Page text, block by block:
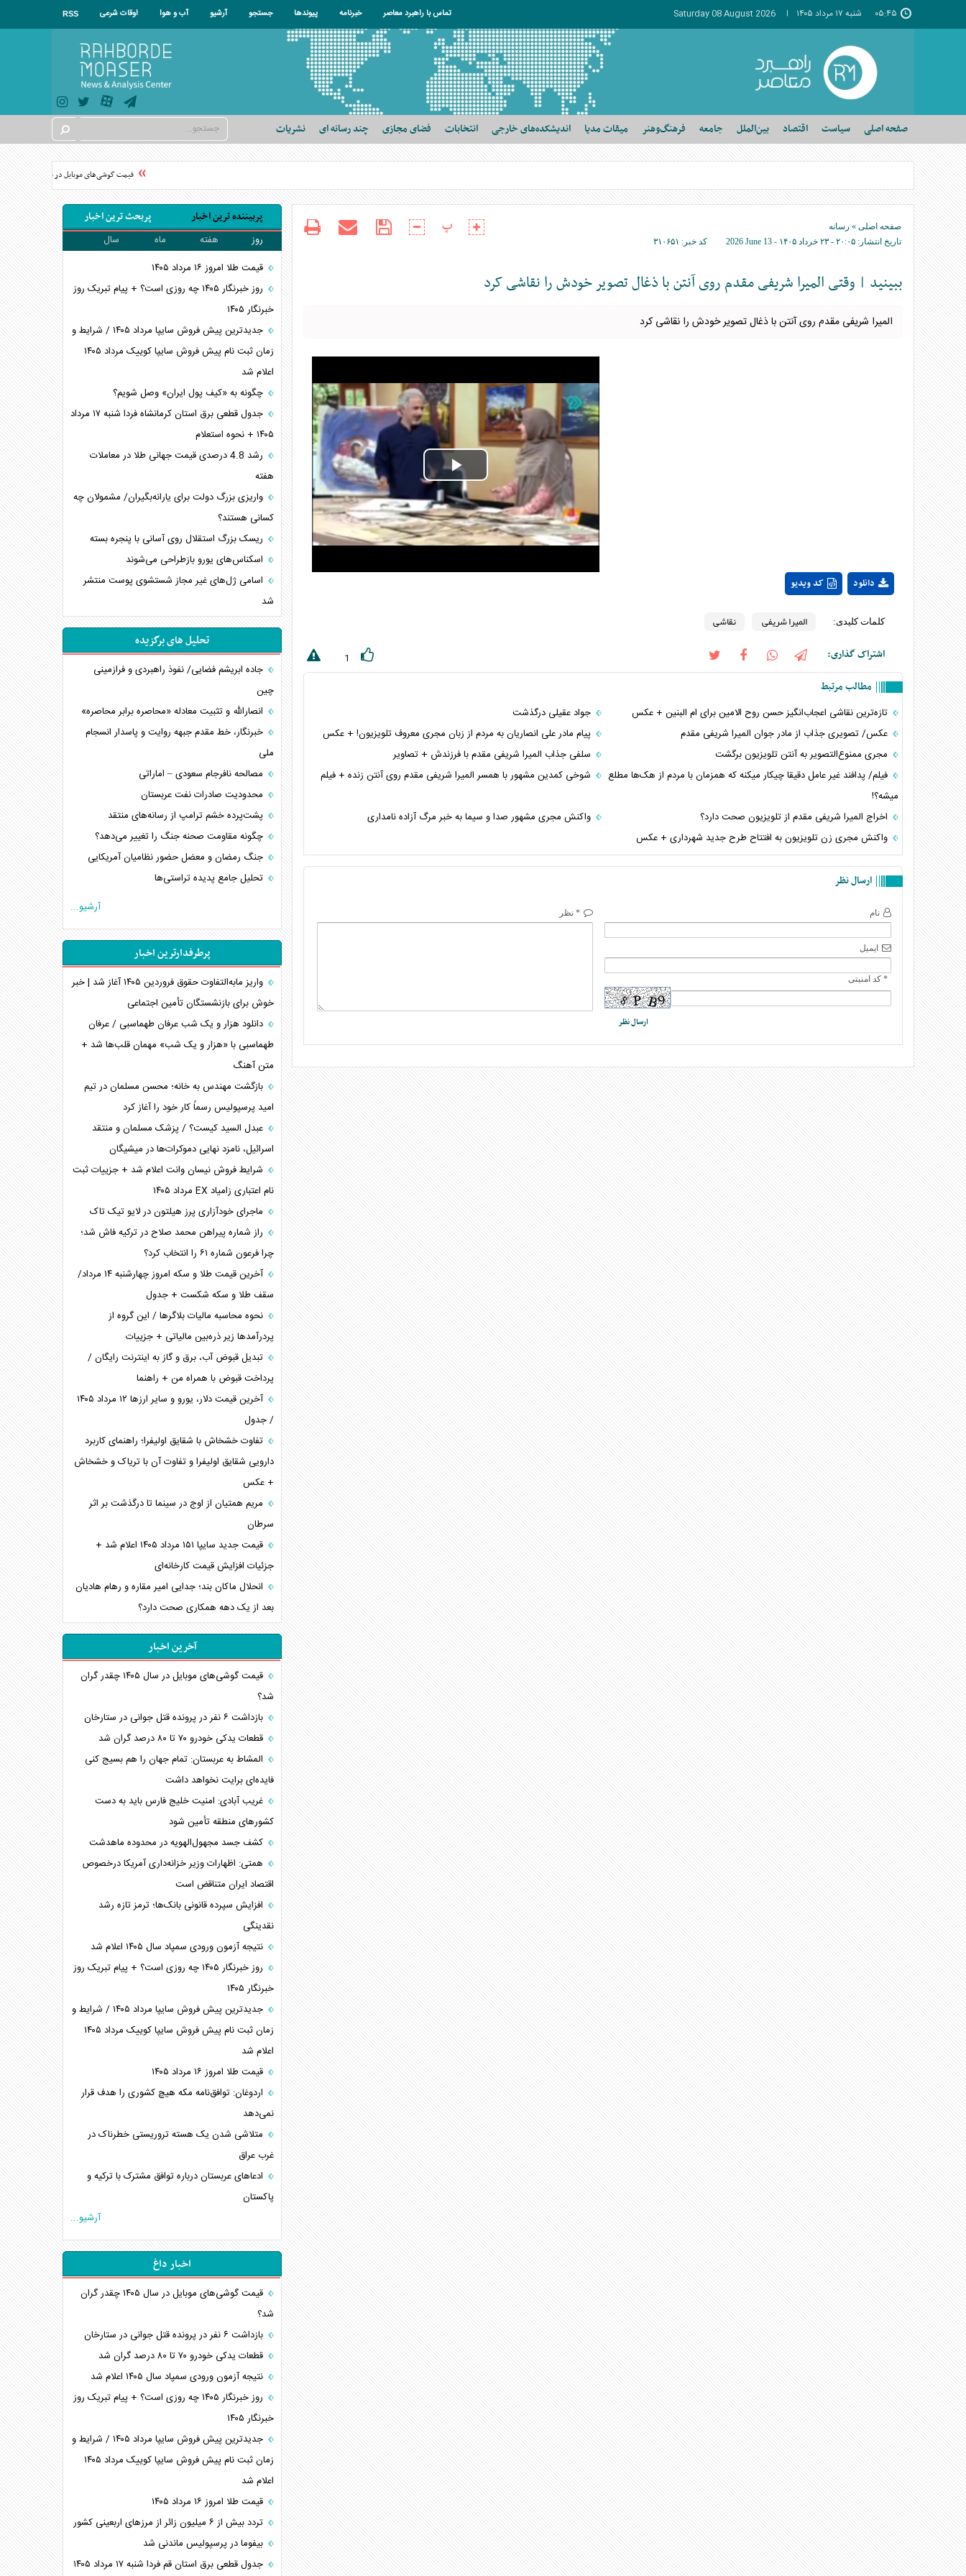
۰۵:۴۵ شنبه ۱۷ مرداد ۱۴۰۵ Saturday 08 August 2026 تماس با راهبرد معاصر خبرنامه پیوندها جستجو آرشیو آب و هوا اوقات شرعی RSS
صفحه اصلی سیاست اقتصاد بین‌الملل جامعه فرهنگ‌وهنر میقات مدیا اندیشکده‌های خارجی انتخابات فضای مجازی چند رسانه ای نشریات
قیمت گوشی‌های موبایل در سال ۱۴۰۵ چقدر گران شد؟
صفحه اصلی » رسانه
تاریخ انتشار: ۲۰:۰۵ - ۲۳ خرداد ۱۴۰۵ - 2026 June 13 کد خبر: ۳۱۰۶۵۱
پ
ببینید | وقتی المیرا شریفی مقدم روی آنتن با ذغال تصویر خودش را نقاشی کرد
المیرا شریفی مقدم روی آنتن با ذغال تصویر خودش را نقاشی کرد
Play
Video
کد ویدیو دانلود
کلمات کلیدی: المیرا شریفی نقاشی
اشتراک گذاری: 1
مطالب مرتبط
تازه‌ترین نقاشی اعجاب‌انگیز حسن روح الامین برای‌ ام البنین + عکس
جواد عقیلی درگذشت
عکس/ تصویری جذاب از مادر جوان المیرا شریفی مقدم
پیام مادر علی انصاریان به مردم از زبان مجری معروف تلویزیون! + عکس
مجری ممنوع‌التصویر به آنتن تلویزیون برگشت
سلفی جذاب المیرا شریفی مقدم با فرزندش + تصاویر
فیلم/ پدافند غیر عامل دقیقا چیکار میکنه که همزمان با مردم از هک‌ها مطلع
میشه؟!
شوخی کمدین مشهور با همسر المیرا شریفی مقدم روی آنتن زنده + فیلم
اخراج المیرا شریفی‌ مقدم از تلویزیون صحت دارد؟
واکنش مجری مشهور صدا و سیما به خبر مرگ آزاده نامداری
واکنش مجری زن تلویزیون به افتتاح طرح جدید شهرداری + عکس
ارسال نظر
نام
ایمیل
* کد امنیتی
* نظر
پربیننده ترین اخبار پربحث ترین اخبار
روز هفته ماه
سال
قیمت طلا امروز ۱۶ مرداد ۱۴۰۵
روز خبرنگار ۱۴۰۵ چه روزی است؟ + پیام تبریک روز
خبرنگار ۱۴۰۵
جدیدترین پیش فروش سایپا مرداد ۱۴۰۵ / شرایط و
زمان ثبت نام پیش فروش سایپا کوییک مرداد ۱۴۰۵
اعلام شد
چگونه به «کیف پول ایران» وصل شویم؟
جدول قطعی برق استان کرمانشاه فردا شنبه ۱۷ مرداد
۱۴۰۵ + نحوه استعلام
رشد 4.8 درصدی قیمت جهانی طلا در معاملات
هفته
واریزی بزرگ دولت برای یارانه‌بگیران/ مشمولان چه
کسانی هستند؟
ریسک بزرگ استقلال روی آسانی با پنجره بسته
اسکناس‌های یورو بازطراحی می‌شوند
اسامی ژل‌های غیر مجاز شستشوی پوست منتشر
شد
تحلیل های برگزیده
جاده ابریشم فضایی/ نفوذ راهبردی و فرازمینی
چین
انصارالله و تثبیت معادله «محاصره برابر محاصره»
خبرنگار، خط مقدم جبهه روایت و پاسدار انسجام
ملی
مصالحه نافرجام سعودی – اماراتی
محدودیت صادرات نفت عربستان
پشت‌پرده خشم ترامپ از رسانه‌های منتقد
چگونه مقاومت صحنه جنگ را تغییر می‌دهد؟
جنگ رمضان و معضل حضور نظامیان آمریکایی
تحلیل جامع پدیده تراستی‌ها
غرب
اربعین، کابوس مشترک تل‌آویو-واشنگتن
برنامه هفتم توسعه در نقطه کور سیاستگذاری
کنوانسیون دریای خزر در راستای منافع ملی است؟
اوکراین بازوی مخرب آمریکا در غرب آسیا
اهمیت راهبردی اردن برای آمریکا
پیام، ظرفیت بالفعل‌نشده تجارت ایران
همسویی عربستان با سنتکام علیه متحدان ایران
ترامپ و توهم خلع سلاح حماس
چرا کویت به دنبال شریک امنیتی جدید است؟
آرشیو...
پرطرفدارترین اخبار
واریز مابه‌التفاوت حقوق فروردین ۱۴۰۵ آغاز شد | خبر
خوش برای بازنشستگان تأمین اجتماعی
دانلود هزار و یک شب عرفان طهماسبی / عرفان
طهماسبی با «هزار و یک شب» مهمان قلب‌ها شد +
متن آهنگ
بازگشت مهندس به خانه؛ محسن مسلمان در تیم
امید پرسپولیس رسماً کار خود را آغاز کرد
عبدل السید کیست؟ / پزشک مسلمان و منتقد
اسرائیل، نامزد نهایی دموکرات‌ها در میشیگان
شرایط فروش نیسان وانت اعلام شد + جزییات ثبت
نام اعتباری زامیاد EX مرداد ۱۴۰۵
ماجرای خودآزاری پرز هیلتون در لایو تیک تاک
راز شماره پیراهن محمد صلاح در ترکیه فاش شد؛
چرا فرعون شماره ۶۱ را انتخاب کرد؟
آخرین قیمت طلا و سکه امروز چهارشنبه ۱۴ مرداد/
سقف طلا و سکه شکست + جدول
نحوه محاسبه مالیات بلاگر‌ها / این گروه از
پردرآمد‌ها زیر ذره‌بین مالیاتی + جزییات
تبدیل قبوض آب، برق و گاز به اینترنت رایگان /
پرداخت قبوض با همراه من + راهنما
آخرین قیمت دلار، یورو و سایر ارز‌ها ۱۲ مرداد ۱۴۰۵
/ جدول
تفاوت خشخاش با شقایق اولیفرا؛ راهنمای کاربرد
دارویی شقایق اولیفرا و تفاوت آن با تریاک و خشخاش
+ عکس
مریم همتیان از اوج در سینما تا درگذشت بر اثر
سرطان
قیمت جدید سایپا ۱۵۱ مرداد ۱۴۰۵ اعلام شد +
جزئیات افزایش قیمت کارخانه‌ای
انحلال ماکان بند؛ جدایی امیر مقاره و رهام هادیان
بعد از یک دهه همکاری صحت دارد؟
آخرین اخبار
قیمت گوشی‌های موبایل در سال ۱۴۰۵ چقدر گران
شد؟
بازداشت ۶ نفر در پرونده قتل جوانی در ستارخان
قطعات یدکی خودرو ۷۰ تا ۸۰ درصد گران شد
المشاط به عربستان: تمام جهان را هم بسیج کنی
فایده‌ای برایت نخواهد داشت
غریب آبادی: امنیت خلیج فارس باید به دست
کشورهای منطقه تأمین شود
کشف جسد مجهول‌الهویه در محدوده ماهدشت
همتی: اظهارات وزیر خزانه‌داری آمریکا درخصوص
اقتصاد ایران متناقض است
افزایش سپرده قانونی بانک‌ها؛ ترمز تازه رشد
نقدینگی
نتیجه آزمون ورودی سمپاد سال ۱۴۰۵ اعلام شد
روز خبرنگار ۱۴۰۵ چه روزی است؟ + پیام تبریک روز
خبرنگار ۱۴۰۵
جدیدترین پیش فروش سایپا مرداد ۱۴۰۵ / شرایط و
زمان ثبت نام پیش فروش سایپا کوییک مرداد ۱۴۰۵
اعلام شد
قیمت طلا امروز ۱۶ مرداد ۱۴۰۵
اردوغان: توافق‌نامه مکه هیچ کشوری را هدف قرار
نمی‌دهد
متلاشی شدن یک هسته تروریستی خطرناک در
غرب عراق
ادعاهای عربستان درباره توافق مشترک با ترکیه و
پاکستان
آرشیو...
اخبار داغ
قیمت گوشی‌های موبایل در سال ۱۴۰۵ چقدر گران
شد؟
بازداشت ۶ نفر در پرونده قتل جوانی در ستارخان
قطعات یدکی خودرو ۷۰ تا ۸۰ درصد گران شد
نتیجه آزمون ورودی سمپاد سال ۱۴۰۵ اعلام شد
روز خبرنگار ۱۴۰۵ چه روزی است؟ + پیام تبریک روز
خبرنگار ۱۴۰۵
جدیدترین پیش فروش سایپا مرداد ۱۴۰۵ / شرایط و
زمان ثبت نام پیش فروش سایپا کوییک مرداد ۱۴۰۵
اعلام شد
قیمت طلا امروز ۱۶ مرداد ۱۴۰۵
تردد بیش از ۶ میلیون زائر از مرزهای اربعینی کشور
بیفوما در پرسپولیس ماندنی شد
جدول قطعی برق استان قم فردا شنبه ۱۷ مرداد ۱۴۰۵